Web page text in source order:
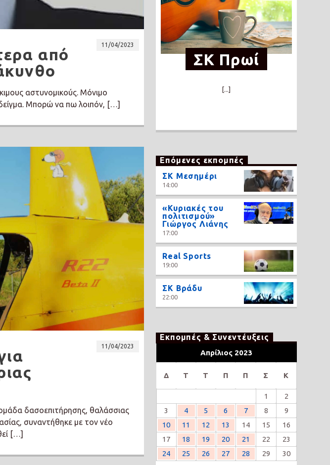
11/04/2023
από
αστυνομικούς. Μόνιμο
δείγμα. Μπορώ να πω λοιπόν, […]
11/04/2023
δασοεπιτήρησης, θαλάσσιας
συναντήθηκε με τον νέο
[…]
ΣΚ Πρωί
[...]
Επόμενες εκπομπές
ΣΚ Μεσημέρι
14:00
«Κυριακές του
πολιτισμού»
Γιώργος Λιάνης
17:00
Real Sports
19:00
ΣΚ Βράδυ
22:00
Εκπομπές & Συνεντέυξεις
Απρίλιος 2023
Δ Τ Τ Π Π Σ Κ
1
2
3
4 5 6 7 8
9
10
11 12 13 14 15
16
17
18 19 20 21 22
23
24
25 26 27 28 29 30